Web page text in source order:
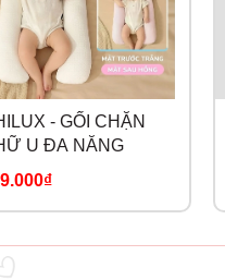
- GỐI CHẶN
U ĐA NĂNG